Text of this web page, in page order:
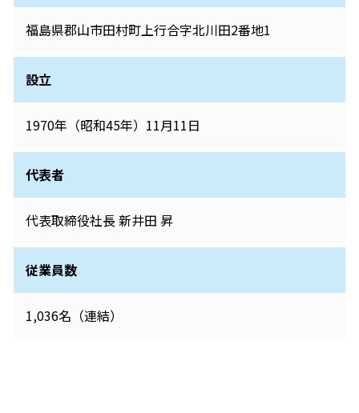
福島県郡山市田村町上行合字北川田2番地1
設立
1970年（昭和45年）11月11日
代表者
代表取締役社長 新井田 昇
従業員数
1,036名（連結）